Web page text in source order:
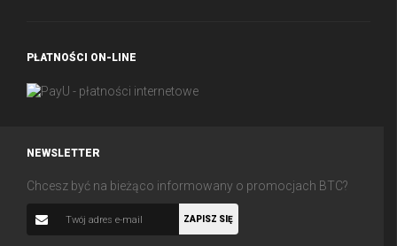
PŁATNOŚCI ON-LINE
NEWSLETTER
Chcesz być na bieżąco informowany o promocjach BTC?
ZAPISZ SIĘ